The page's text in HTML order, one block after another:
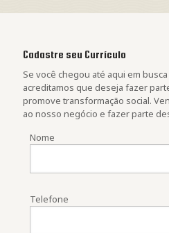
Cadastre seu Currículo
Se você chegou até aqui em
acreditamos que deseja fazer
promove transformação social.
ao nosso negócio e fazer parte
Nome
Telefone